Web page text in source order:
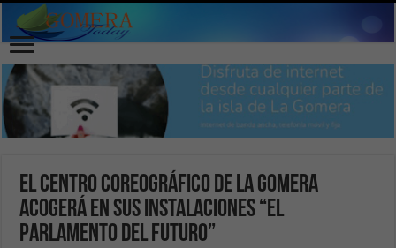
El Centro Coreográfico de La Gomera
acogerá en sus instalaciones “El
Parlamento del Futuro”